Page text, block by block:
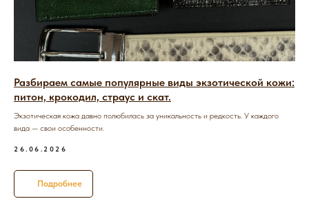
Разбираем самые популярные виды экзотической кожи:
питон, крокодил, страус и скат.
Экзотическая кожа давно полюбилась за уникальность и редкость. У каждого
вида — свои особенности.
26.06.2026
Подробнее